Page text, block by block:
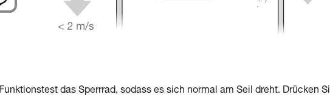
das Sperrrad, sodass es sich normal am Seil dreht. Drücken